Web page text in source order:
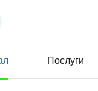
Послуги